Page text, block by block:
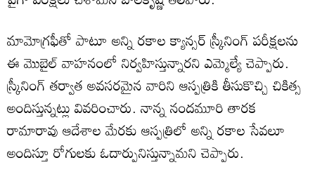
మామోగ్రఫీతో పాటూ అన్ని రకాల క్యాన్సర్ స్క్రీనింగ్ పరీక్షలను
ఈ మొబైల్ వాహనంలో నిర్వహిస్తున్నారని ఎమ్మెల్యే చెప్పారు.
స్క్రీనింగ్ తర్వాత అవసరమైన వారిని ఆస్పత్రికి తీసుకొచ్చి చికిత్స
అందిస్తున్నట్లు వివరించారు. నాన్న నందమూరి తారక
రామారావు ఆదేశాల మేరకు ఆస్పత్రిలో అన్ని రకాల సేవలూ
అందిస్తూ రోగులకు ఓదార్పునిస్తున్నామని చెప్పారు.